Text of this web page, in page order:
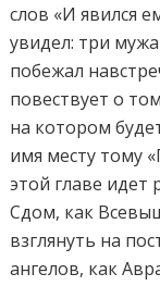
слов «И явился
увидел: три
побежал
повествует о
на котором
имя месту тому
этой главе идет
Сдом, как
взглянуть на
ангелов, как